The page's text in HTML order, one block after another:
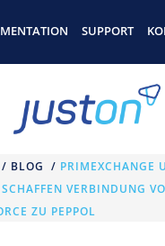
SUPPORT
/ BLOG / PRIMEXCHANGE
VERBINDUNG
ZU PEPPOL